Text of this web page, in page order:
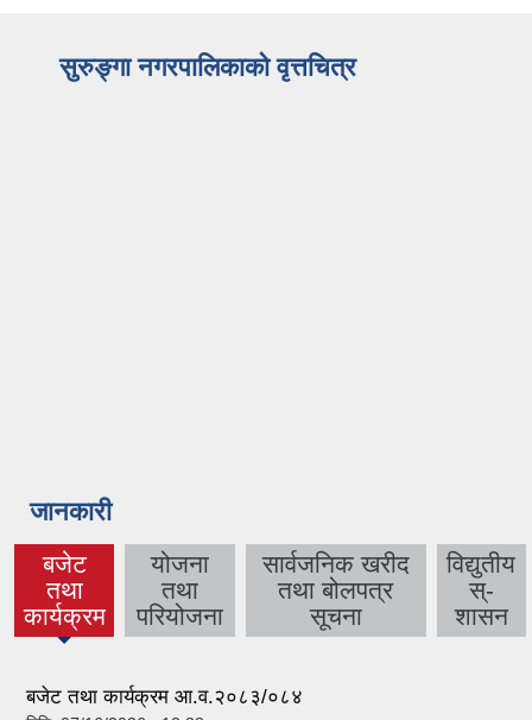
सुरुङ्गा नगरपालिकाको वृत्तचित्र
जानकारी
बजेट
तथा
कार्यक्रम
(active
tab)
योजना
तथा
परियोजना
सार्वजनिक खरीद
तथा बोलपत्र
सूचना
विद्युतीय
स्-
शासन
बजेट तथा कार्यक्रम आ.व.२०८३/०८४